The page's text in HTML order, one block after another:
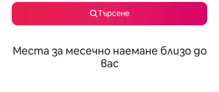
Търсене
Места за месечно наемане близо до
вас